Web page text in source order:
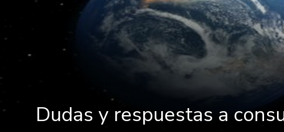
Dudas y respuestas a